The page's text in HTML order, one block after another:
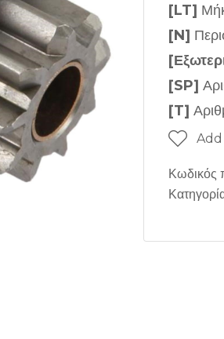
[LT]
[N]
[SP]
[T]
Κωδικός